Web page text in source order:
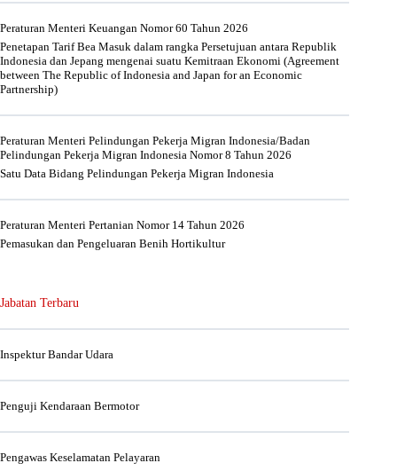
Peraturan Menteri Keuangan Nomor 60 Tahun 2026
Penetapan Tarif Bea Masuk dalam rangka Persetujuan antara Republik
Indonesia dan Jepang mengenai suatu Kemitraan Ekonomi (Agreement
between The Republic of Indonesia and Japan for an Economic
Partnership)
Peraturan Menteri Pelindungan Pekerja Migran Indonesia/Badan
Pelindungan Pekerja Migran Indonesia Nomor 8 Tahun 2026
Satu Data Bidang Pelindungan Pekerja Migran Indonesia
Peraturan Menteri Pertanian Nomor 14 Tahun 2026
Pemasukan dan Pengeluaran Benih Hortikultur
Jabatan Terbaru
Inspektur Bandar Udara
Penguji Kendaraan Bermotor
Pengawas Keselamatan Pelayaran